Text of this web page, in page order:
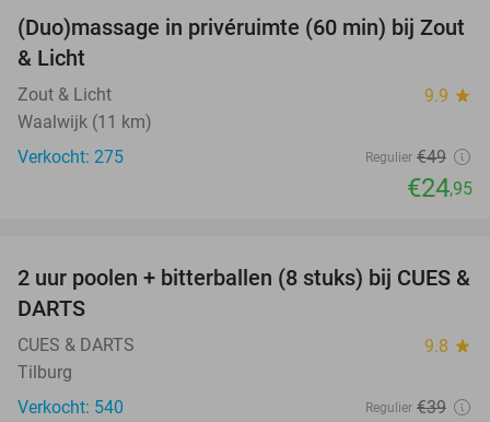
49%
(Duo)massage in privéruimte (60 min) bij Zout
& Licht
Zout & Licht 9.9 star
Waalwijk (11 km)
Verkocht: 275
Regulier €49
€24,95
50%
2 uur poolen + bitterballen (8 stuks) bij CUES &
DARTS
CUES & DARTS 9.8 star
Tilburg
Verkocht: 540
Regulier €39